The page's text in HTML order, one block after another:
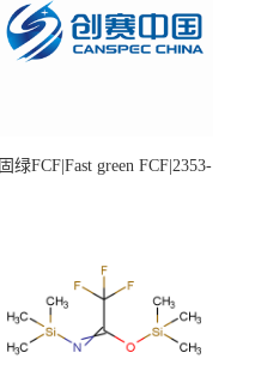
固绿FCF|Fast green FCF|2353-